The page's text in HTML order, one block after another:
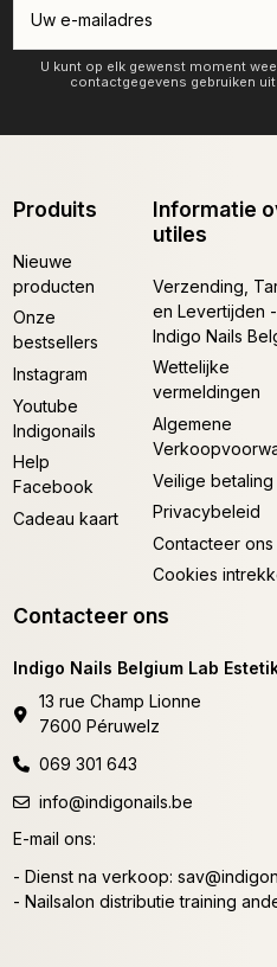
U kunt op elk gewenst moment
contactgegevens gebruiken
Produits
Nieuwe
producten
Onze
bestsellers
Instagram
Youtube
Indigonails
Help
Facebook
Cadeau kaart
Informatie
utiles
Verzending,
en Levertijden -
Indigo Nails
Wettelijke
vermeldingen
Algemene
Veilige betaling
Privacybeleid
Contacteer ons
Cookies
Contacteer ons
Indigo Nails Belgium Lab
13 rue Champ Lionne
7600 Péruwelz
069 301 643
info@indigonails.be
E-mail ons:
- Dienst na verkoop:
- Nailsalon distributie training